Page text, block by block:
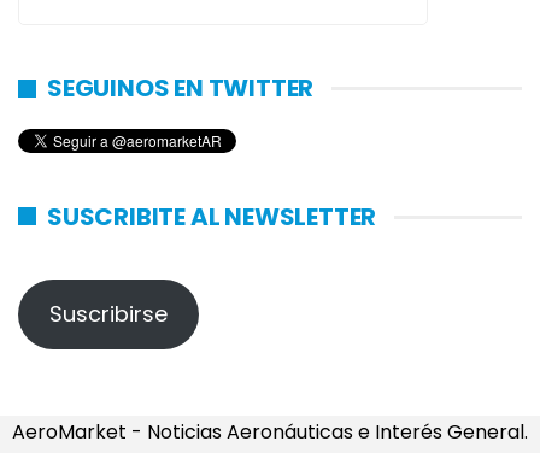
SEGUINOS EN TWITTER
SUSCRIBITE AL NEWSLETTER
Suscribirse
AeroMarket - Noticias Aeronáuticas e Interés General.